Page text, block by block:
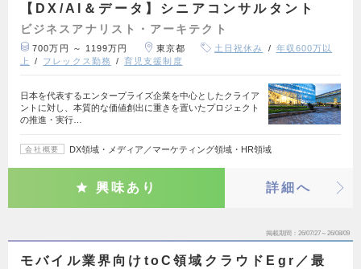
【DX/AI＆データ】シニアコンサルタント
ビジネスアナリスト・アーキテクト
700万円 ～ 1199万円 東京都 土日祝休み
年収600万以
上
フレックス勤務 育児支援制度
日本を代表するエンタープライズ企業を中心としたクライア
ントに対し、本質的な価値創出に重きを置いたプロジェクト
の推進・実行…
会社概要 DX領域・メディア／マーケティング領域・HR領域
興味あり 詳細へ
掲載期間 26/07/27～26/08/09
モバイル業界向けtoC領域クラウドEgr／最